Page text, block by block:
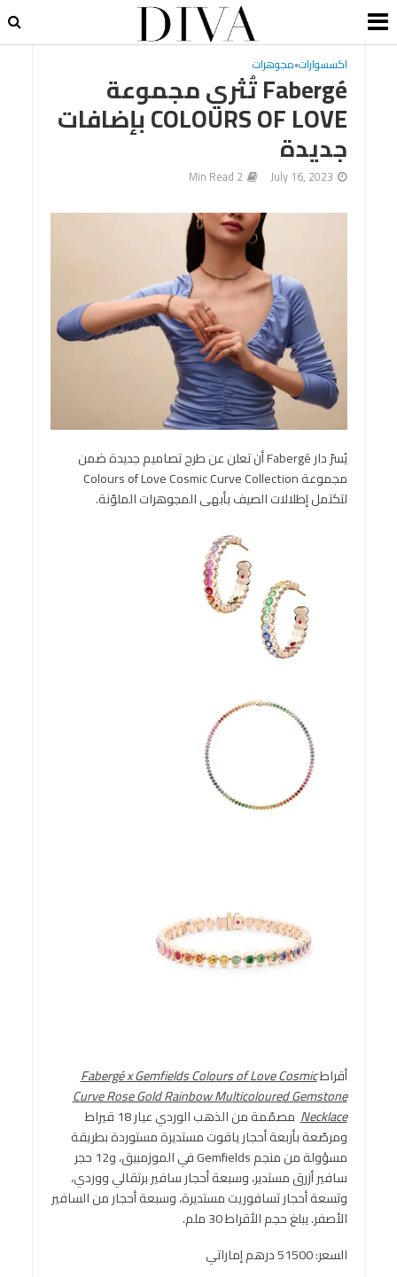
اكسسوارات•مجوهرات
Fabergé تُثري مجموعة
COLOURS OF LOVE بإضافات
جديدة
July 16, 2023
2 Min Read
يُسرّ دار Fabergé أن تعلن عن طرح تصاميم جديدة ضمن
مجموعة Colours of Love Cosmic Curve Collection
لتكتمل إطلالات الصيف بأبهى المجوهرات الملوّنة.
أقراطFabergé x Gemfields Colours of Love Cosmic
Curve Rose Gold Rainbow Multicoloured Gemstone
Necklace
مصمّمة من الذهب الوردي عيار 18 قيراط
ومرصّعة بأربعة أحجار ياقوت مستديرة مستوردة بطريقة
مسؤولة من منجم Gemfields في الموزمبيق، و12 حجر
سافير أزرق مستدير، وسبعة أحجار سافير برتقالي ووردي،
وتسعة أحجار تسافوريت مستديرة، وسبعة أحجار من السافير
الأصفر. يبلغ حجم الأقراط 30 ملم.
السعر: 51500 درهم إماراتي